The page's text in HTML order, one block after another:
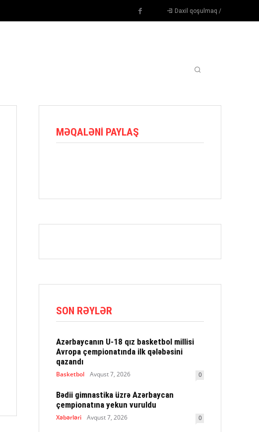
Daxil qoşulmaq /
MƏQALƏNI PAYLAŞ
SON RƏYLƏR
Azərbaycanın U-18 qız basketbol millisi
Avropa çempionatında ilk qələbəsini
qazandı
Basketbol Avqust 7, 2026 0
Bədii gimnastika üzrə Azərbaycan
çempionatına yekun vuruldu
Xəbərləri Avqust 7, 2026 0